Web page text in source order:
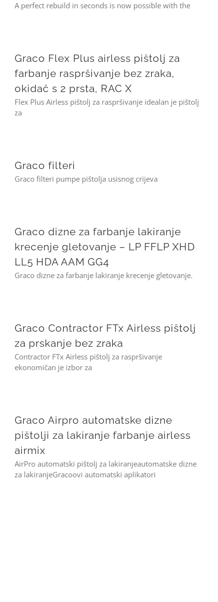
A perfect rebuild in seconds is now possible with the
Graco Flex Plus airless pištolj za
farbanje raspršivanje bez zraka,
okidač s 2 prsta, RAC X
Flex Plus Airless pištolj za raspršivanje idealan je pištolj
za
Graco filteri
Graco filteri pumpe pištolja usisnog crijeva
Graco dizne za farbanje lakiranje
krecenje gletovanje – LP FFLP XHD
LL5 HDA AAM GG4
Graco dizne za farbanje lakiranje krecenje gletovanje.
Graco Contractor FTx Airless pištolj
za prskanje bez zraka
Contractor FTx Airless pištolj za raspršivanje
ekonomičan je izbor za
Graco Airpro automatske dizne
pištolji za lakiranje farbanje airless
airmix
AirPro automatski pištolj za lakiranjeautomatske dizne
za lakiranjeGracoovi automatski aplikatori